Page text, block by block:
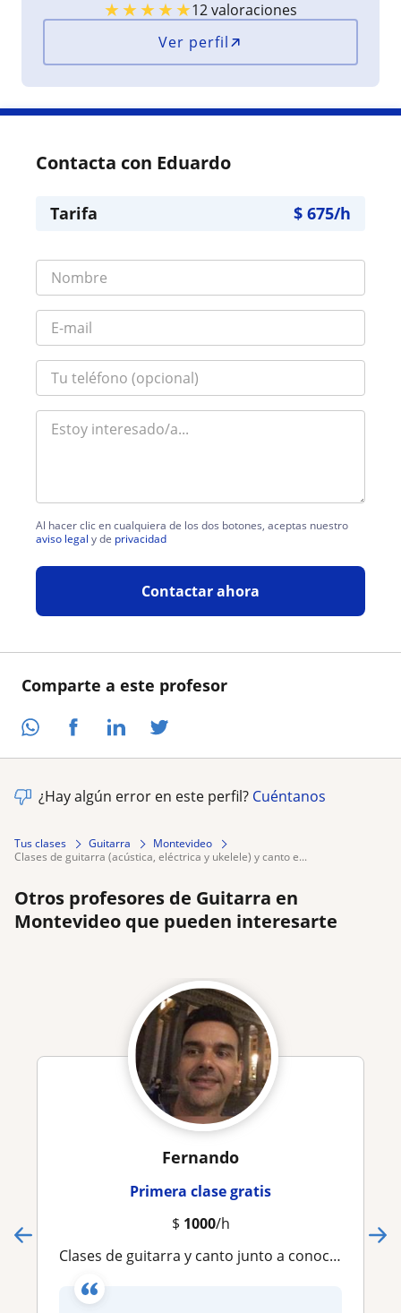
Comparte a este profesor
★★★★★12 valoraciones
Ver perfil
Contacta con Eduardo
Tarifa $ 675/h
Al hacer clic en cualquiera de los dos botones, aceptas nuestro
aviso legal y de privacidad
Contactar ahora
¿Hay algún error en este perfil? Cuéntanos
Tus clases Guitarra
Montevideo
clases de guitarra (acústica, eléctrica y ukelele) y canto e...
Otros profesores de Guitarra en
Montevideo que pueden interesarte
Fernando
Primera clase gratis
$ 1000/h
Clases de guitarra y canto junto a conocimientos de producciòn musical